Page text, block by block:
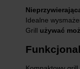
Idealne
Grill używać